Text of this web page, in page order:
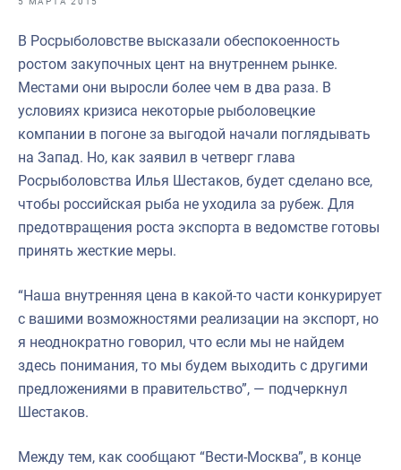
Выставки и конференции
Научно-практическая литература
Рыбоохрана России
Инфографика
Большая африканская экспедиция
Укрепление духовно-нравственных ценностей
В Росрыболовстве высказали обеспокоенность
ростом закупочных цент на внутреннем рынке.
Местами они выросли более чем в два раза. В
условиях кризиса некоторые рыболовецкие
компании в погоне за выгодой начали поглядывать
на Запад. Но, как заявил в четверг глава
Росрыболовства Илья Шестаков, будет сделано все,
чтобы российская рыба не уходила за рубеж. Для
предотвращения роста экспорта в ведомстве готовы
принять жесткие меры.
“Наша внутренняя цена в какой-то части конкурирует
с вашими возможностями реализации на экспорт, но
я неоднократно говорил, что если мы не найдем
здесь понимания, то мы будем выходить с другими
предложениями в правительство”, — подчеркнул
Шестаков.
Между тем, как сообщают “Вести-Москва”, в конце